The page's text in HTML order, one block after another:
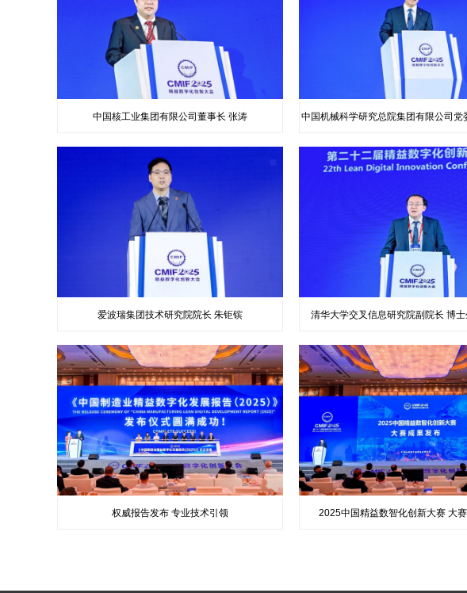
中国核工业集团有限公司董事长 张涛 中国机械科学研究总院集团有限公司党
爱波瑞集团技术研究院院长 朱钜镔 清华大学交叉信息研究院副院长 博
权威报告发布 专业技术引领 2025中国精益数智化创新大赛 大